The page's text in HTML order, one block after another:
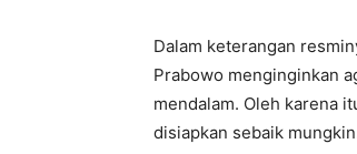
Dalam keterangan
Prabowo menginginkan
mendalam. Oleh karena
disiapkan sebaik